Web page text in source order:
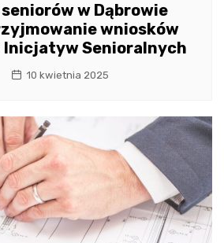
w Dąbrowie
wniosków
Inicjatyw Senioralnych
10 kwietnia 2025